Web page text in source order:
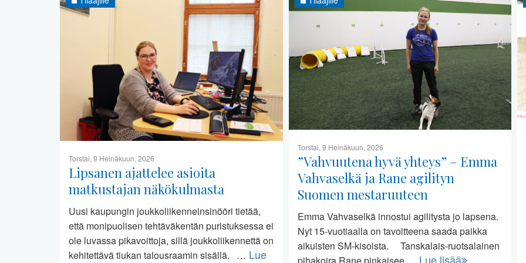
Torstai, 9 Heinäkuun, 2026
Lipsanen ajattelee asioita
matkustajan näkökulmasta
Uusi kaupungin joukkoliikenneinsinööri tietää,
että monipuolisen tehtäväkentän puristuksessa ei
ole luvassa pikavoittoja, sillä joukkoliikennettä on
kehitettävä tiukan talousraamin sisällä. … Lue
Torstai, 9 Heinäkuun, 2026
”Vahvuutena hyvä yhteys” – Emma
Vahvaselkä ja Rane agilityn
Suomen mestaruuteen
Emma Vahvaselkä innostui agilitysta jo lapsena.
Nyt 15-vuotiaalla on tavoitteena saada paikka
aikuisten SM-kisoista. Tanskalais-ruotsalainen
Lue lisää